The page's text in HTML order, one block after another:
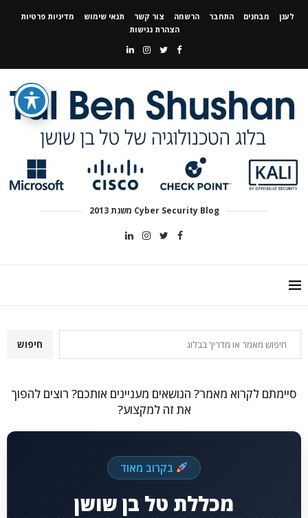
לענן מבחנים התחבר הרשמה צור קשר תנאי שימוש
מדיניות פרטיות
הצהרת נגישות
Cyber Security Blog משנת 2013
חיפוש
סיימתם לקרוא מאמר? הנושאים מעניינים אותכם? רוצים להפוך
את זה למקצוע?
בקרוב מאוד
מכללת טל בן שושן